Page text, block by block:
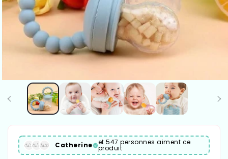
Catherine et 547 personnes aiment ce
produit